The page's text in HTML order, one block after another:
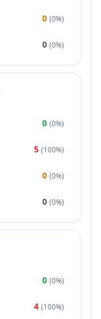
0 (0%)
0 (0%)
0 (0%)
5 (100%)
0 (0%)
0 (0%)
0 (0%)
4 (100%)